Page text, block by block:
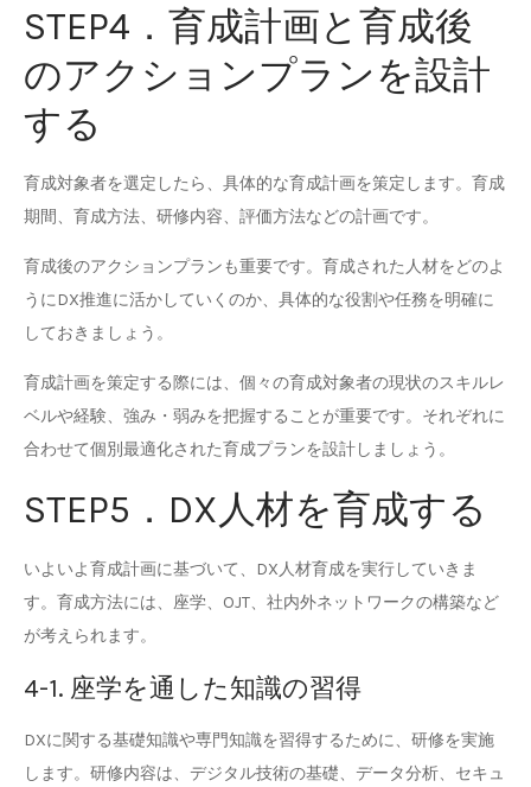
STEP4．育成計画と育成後
のアクションプランを設計
する
育成対象者を選定したら、具体的な育成計画を策定します。育成
期間、育成方法、研修内容、評価方法などの計画です。
育成後のアクションプランも重要です。育成された人材をどのよ
うにDX推進に活かしていくのか、具体的な役割や任務を明確に
しておきましょう。
育成計画を策定する際には、個々の育成対象者の現状のスキルレ
ベルや経験、強み・弱みを把握することが重要です。それぞれに
合わせて個別最適化された育成プランを設計しましょう。
STEP5．DX人材を育成する
いよいよ育成計画に基づいて、DX人材育成を実行していきま
す。育成方法には、座学、OJT、社内外ネットワークの構築など
が考えられます。
4-1. 座学を通した知識の習得
DXに関する基礎知識や専門知識を習得するために、研修を実施
します。研修内容は、デジタル技術の基礎、データ分析、セキュ